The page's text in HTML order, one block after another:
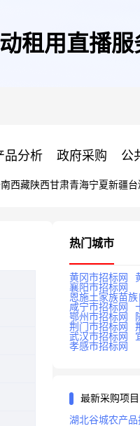
租用直播
品分析 政府采购 公
西藏陕西甘肃青海宁夏新疆台
热门城市
黄冈市招标网
襄阳市招标网
恩施土家族苗族
咸宁市招标网
鄂州市招标网
荆门市招标网
武汉市招标网
孝感市招标网
最新采购项目
湖北谷城农产